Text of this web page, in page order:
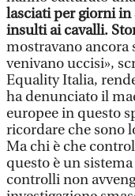
lasciati per giorni in
insulti ai cavalli.
mostravano ancora
venivano uccisi»,
Equality Italia,
ha denunciato il
europee in questo
ricordare che sono
Ma chi è che
questo è un
controlli non